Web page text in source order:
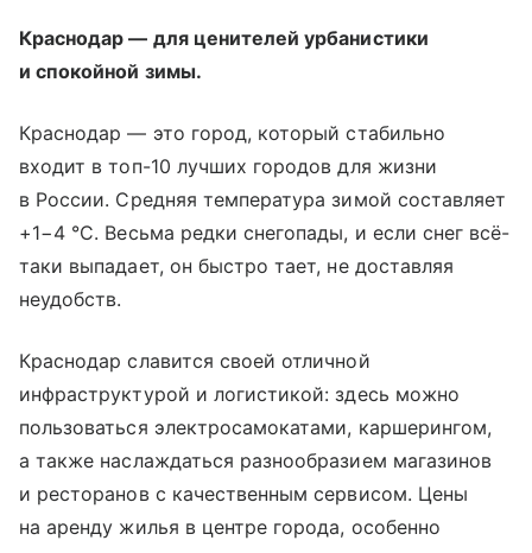
Краснодар — для ценителей урбанистики
и спокойной зимы.
Краснодар — это город, который стабильно
входит в топ-10 лучших городов для жизни
в России. Средняя температура зимой составляет
+1−4 °С. Весьма редки снегопады, и если снег всё-
таки выпадает, он быстро тает, не доставляя
неудобств.
Краснодар славится своей отличной
инфраструктурой и логистикой: здесь можно
пользоваться электросамокатами, каршерингом,
а также наслаждаться разнообразием магазинов
и ресторанов с качественным сервисом. Цены
на аренду жилья в центре города, особенно